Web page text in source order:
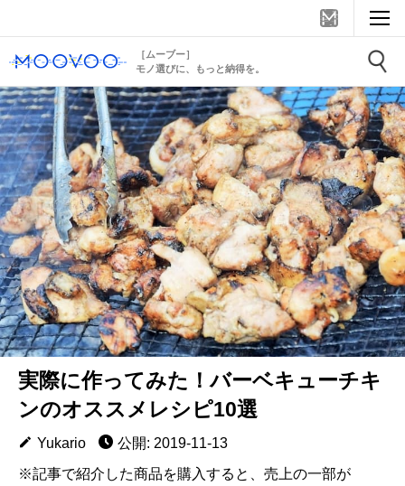
［ムーブー］
モノ選びに、もっと納得を。
実際に作ってみた！バーベキューチキ
ンのオススメレシピ10選
Yukario
公開: 2019-11-13
※記事で紹介した商品を購入すると、売上の一部が